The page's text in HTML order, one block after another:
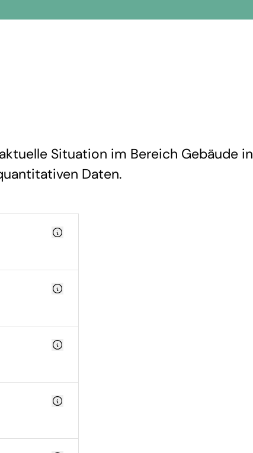
Situation im Bereich Gebäude in
Daten.